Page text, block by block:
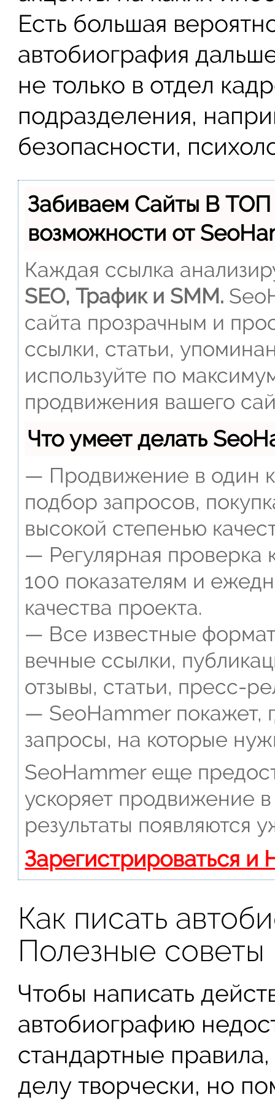
Есть большая
автобиография
не только в отдел
подразделения,
безопасности,
Забиваем Сайты В
возможности от
Каждая ссылка
SEO, Трафик и SMM.
сайта прозрачным и
ссылки, статьи,
используйте по
продвижения вашего
Что умеет делать
— Продвижение в один
подбор запросов,
высокой степенью
— Регулярная проверка
100 показателям и
качества проекта.
— Все известные
вечные ссылки,
отзывы, статьи, пресс-
— SeoHammer покажет,
запросы, на которые
SeoHammer еще
ускоряет продвижение
результаты появляются
Зарегистрироваться и
Как писать
Полезные советы
Чтобы написать
автобиографию
стандартные
делу творчески, но